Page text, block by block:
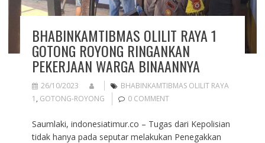
BHABINKAMTIBMAS OLILIT RAYA 1
GOTONG ROYONG RINGANKAN
PEKERJAAN WARGA BINAANNYA
26/10/2023
BHABINKAMTIBMAS OLILIT RAYA
1 , GOTONG-ROYONG 0 COMMENT
Saumlaki, indonesiatimur.co – Tugas dari Kepolisian
tidak hanya pada seputar melakukan Penegakkan